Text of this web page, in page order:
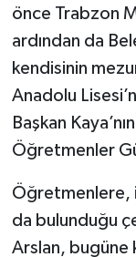
önce Trabzon
ardından da
kendisinin
Anadolu
Başkan
Öğretmenler
Öğretmenlere,
da bulunduğu
Arslan, bugüne